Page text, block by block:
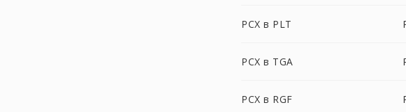
PCX в PLT
PCX в TGA
PCX в RGF